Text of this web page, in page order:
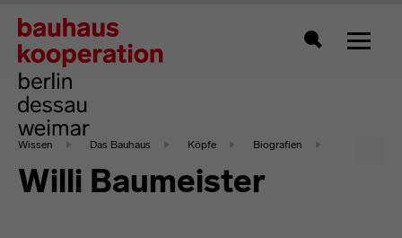
Zeigt
Wissen Das Bauhaus Köpfe Biografien
Willi Baumeister